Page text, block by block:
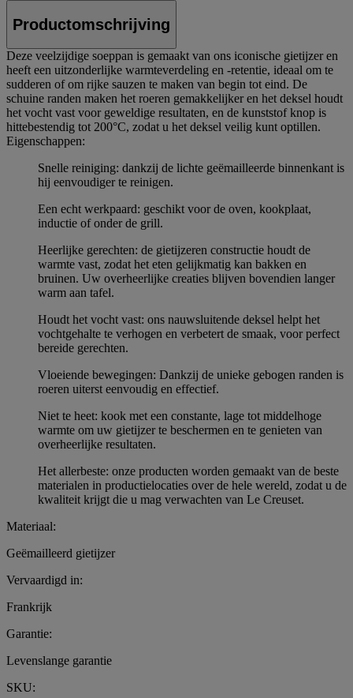
Productomschrijving
Deze veelzijdige soeppan is gemaakt van ons iconische gietijzer en
heeft een uitzonderlijke warmteverdeling en -retentie, ideaal om te
sudderen of om rijke sauzen te maken van begin tot eind. De
schuine randen maken het roeren gemakkelijker en het deksel houdt
het vocht vast voor geweldige resultaten, en de kunststof knop is
hittebestendig tot 200°C, zodat u het deksel veilig kunt optillen.
Eigenschappen:
Snelle reiniging: dankzij de lichte geëmailleerde binnenkant is
hij eenvoudiger te reinigen.
Een echt werkpaard: geschikt voor de oven, kookplaat,
inductie of onder de grill.
Heerlijke gerechten: de gietijzeren constructie houdt de
warmte vast, zodat het eten gelijkmatig kan bakken en
bruinen. Uw overheerlijke creaties blijven bovendien langer
warm aan tafel.
Houdt het vocht vast: ons nauwsluitende deksel helpt het
vochtgehalte te verhogen en verbetert de smaak, voor perfect
bereide gerechten.
Vloeiende bewegingen: Dankzij de unieke gebogen randen is
roeren uiterst eenvoudig en effectief.
Niet te heet: kook met een constante, lage tot middelhoge
warmte om uw gietijzer te beschermen en te genieten van
overheerlijke resultaten.
Het allerbeste: onze producten worden gemaakt van de beste
materialen in productielocaties over de hele wereld, zodat u de
kwaliteit krijgt die u mag verwachten van Le Creuset.
Materiaal:
Geëmailleerd gietijzer
Vervaardigd in:
Frankrijk
Garantie:
Levenslange garantie
SKU: